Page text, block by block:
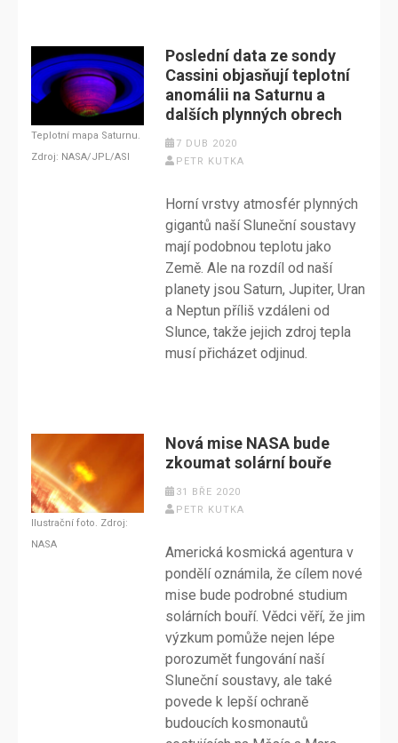
Teplotní mapa Saturnu.
Zdroj: NASA/JPL/ASI
Poslední data ze sondy
Cassini objasňují teplotní
anomálii na Saturnu a
dalších plynných obrech
7 DUB 2020
PETR KUTKA
Horní vrstvy atmosfér plynných
gigantů naší Sluneční soustavy
mají podobnou teplotu jako
Země. Ale na rozdíl od naší
planety jsou Saturn, Jupiter, Uran
a Neptun příliš vzdáleni od
Slunce, takže jejich zdroj tepla
musí přicházet odjinud.
Ilustrační foto. Zdroj:
NASA
Nová mise NASA bude
zkoumat solární bouře
31 BŘE 2020
PETR KUTKA
Americká kosmická agentura v
pondělí oznámila, že cílem nové
mise bude podrobné studium
solárních bouří. Vědci věří, že jim
výzkum pomůže nejen lépe
porozumět fungování naší
Sluneční soustavy, ale také
povede k lepší ochraně
budoucích kosmonautů